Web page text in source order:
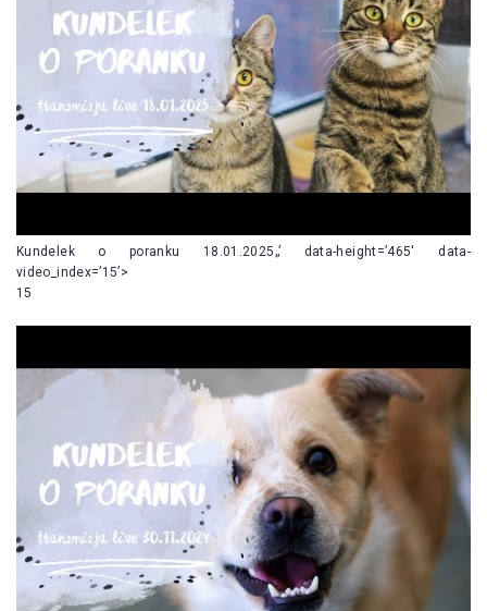
Kundelek o poranku 18.01.2025„’ data-height=’465′ data-
video_index=’15’>
15